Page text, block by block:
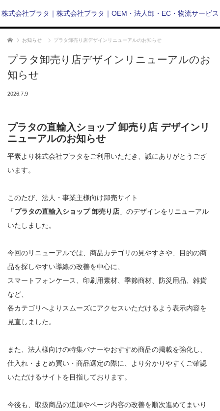
株式会社プラタ｜株式会社プラタ｜OEM・法人卸・EC・物流サービス
ホーム お知らせ プラタ卸売り店デザインリニューアルのお知らせ
プラタ卸売り店デザインリニューアルのお
知らせ
2026.7.9
プラタの直輸入ショップ 卸売り店 デザインリ
ニューアルのお知らせ
平素より株式会社プラタをご利用いただき、誠にありがとうござ
います。
このたび、法人・事業主様向け卸売サイト
「プラタの直輸入ショップ 卸売り店 」のデザインをリニューアル
いたしました。
今回のリニューアルでは、商品カテゴリの見やすさや、目的の商
品を探しやすい導線の改善を中心に、
スマートフォンケース、印刷用素材、季節商材、防災用品、雑貨
など、
各カテゴリへよりスムーズにアクセスいただけるよう表示内容を
見直しました。
また、法人様向けの特集バナーやおすすめ商品の掲載を強化し、
仕入れ・まとめ買い・商品選定の際に、より分かりやすくご確認
いただけるサイトを目指しております。
今後も、取扱商品の追加やページ内容の改善を順次進めてまいり